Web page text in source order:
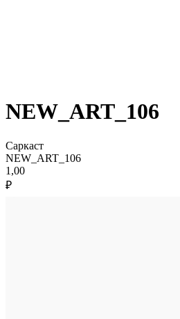
NEW_ART_106
Саркаст
NEW_ART_106
1,00
₽